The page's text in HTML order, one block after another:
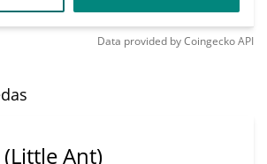
Data provided byCoingeckoAPI
Ant)